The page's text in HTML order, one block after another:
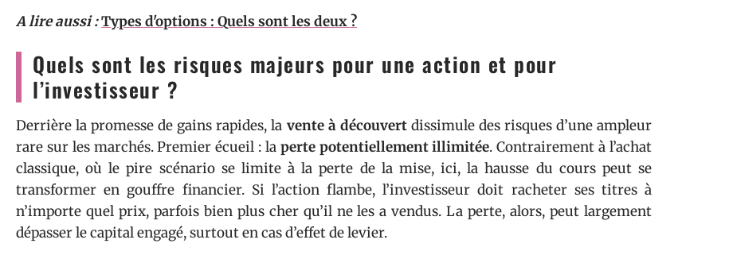
A lire aussi :Types d'options : Quels sont les deux ?
Quels sont les risques majeurs pour une action et pour
l’investisseur ?
Derrière la promesse de gains rapides, la vente à découvertdissimule des risques d’une ampleur
rare sur les marchés. Premier écueil : la perte potentiellement illimitée. Contrairement à l’achat
classique, où le pire scénario se limite à la perte de la mise, ici, la hausse du cours peut se
transformer en gouffre financier. Si l’action flambe, l’investisseur doit racheter ses titres à
n’importe quel prix, parfois bien plus cher qu’il ne les a vendus. La perte, alors, peut largement
dépasser le capital engagé, surtout en cas d’effet de levier.